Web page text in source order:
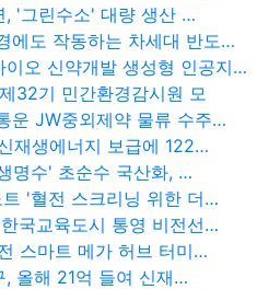
, '그린수소' 대량 생산 …
에도 작동하는 차세대 반도…
오 신약개발 생성형 인공지…
32기 민간환경감시원 모
운 JW중외제약 물류 수주…
재생에너지 보급에 122…
명수' 초순수 국산화, …
'혈전 스크리닝 위한 더…
국교육도시 통영 비전선…
스마트 메가 허브 터미…
올해 21억 들여 신재…